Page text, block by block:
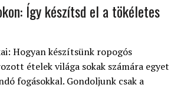
Így készítsd el a tökéletes
Hogyan készítsünk ropogós
ételek világa sokak számára egyet
fogásokkal. Gondoljunk csak a